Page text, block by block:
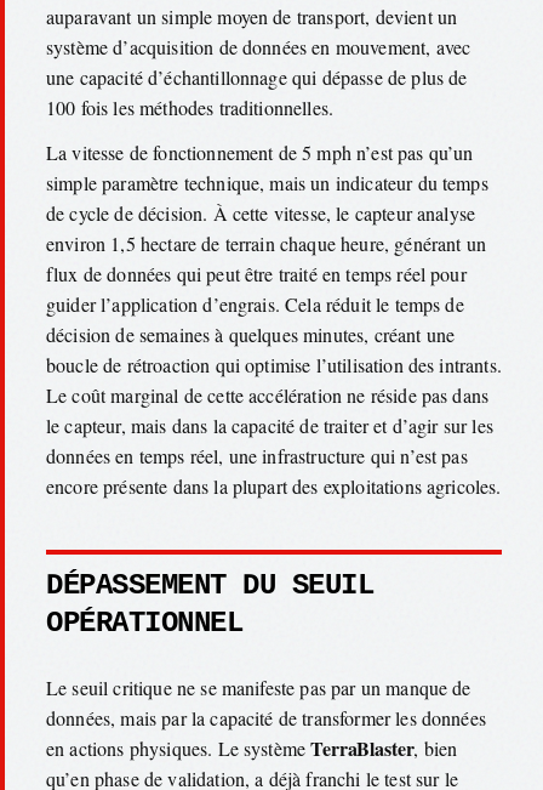
auparavant un simple moyen de transport, devient un
système d’acquisition de données en mouvement, avec
une capacité d’échantillonnage qui dépasse de plus de
100 fois les méthodes traditionnelles.
La vitesse de fonctionnement de 5 mph n’est pas qu’un
simple paramètre technique, mais un indicateur du temps
de cycle de décision. À cette vitesse, le capteur analyse
environ 1,5 hectare de terrain chaque heure, générant un
flux de données qui peut être traité en temps réel pour
guider l’application d’engrais. Cela réduit le temps de
décision de semaines à quelques minutes, créant une
boucle de rétroaction qui optimise l’utilisation des intrants.
Le coût marginal de cette accélération ne réside pas dans
le capteur, mais dans la capacité de traiter et d’agir sur les
données en temps réel, une infrastructure qui n’est pas
encore présente dans la plupart des exploitations agricoles.
DÉPASSEMENT DU SEUIL
OPÉRATIONNEL
Le seuil critique ne se manifeste pas par un manque de
données, mais par la capacité de transformer les données
en actions physiques. Le systèmeTerraBlaster, bien
qu’en phase de validation, a déjà franchi le test sur le